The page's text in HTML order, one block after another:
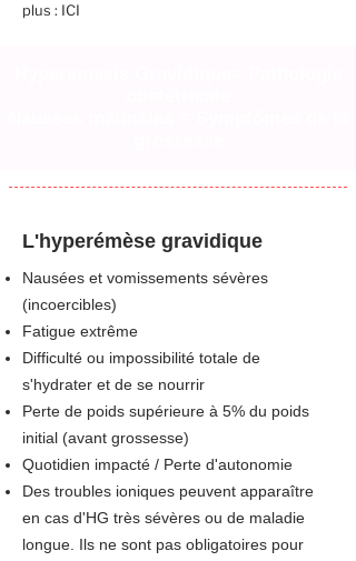
plus : ICI
L'hyperémèse gravidique
Nausées et vomissements sévères
(incoercibles)
Fatigue extrême
Difficulté ou impossibilité totale de
s'hydrater et de se nourrir
Perte de poids supérieure à 5% du poids
initial (avant grossesse)
Quotidien impacté / Perte d'autonomie
Des troubles ioniques peuvent apparaître
en cas d'HG très sévères ou de maladie
longue. Ils ne sont pas obligatoires pour